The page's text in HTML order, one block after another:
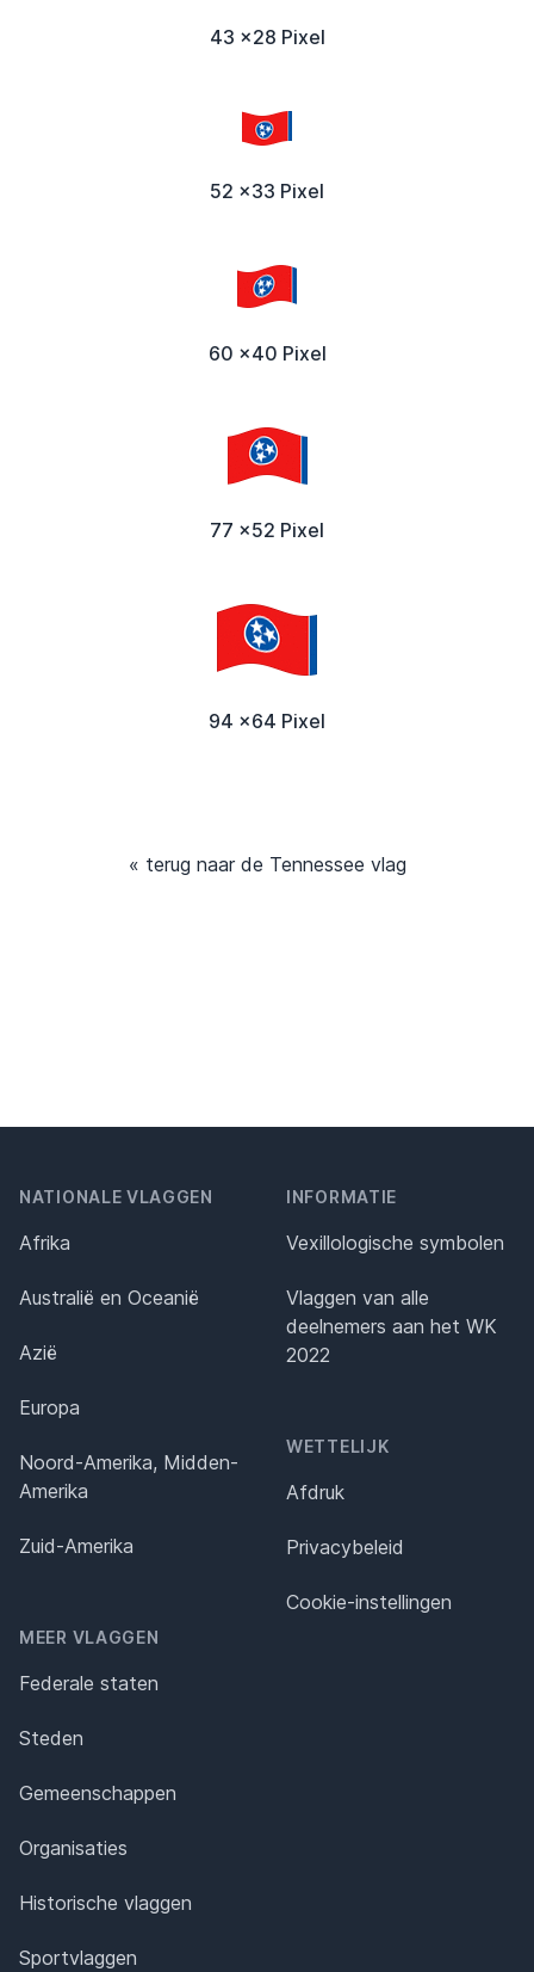
43 x28 Pixel
52 x33 Pixel
60 x40 Pixel
77 x52 Pixel
94 x64 Pixel
« terug naar de Tennessee vlag
NATIONALE VLAGGEN
Afrika
Australië en Oceanië
Azië
Europa
Noord-Amerika, Midden-
Amerika
Zuid-Amerika
MEER VLAGGEN
Federale staten
Steden
Gemeenschappen
Organisaties
Historische vlaggen
Sportvlaggen
INFORMATIE
Vexillologische symbolen
Vlaggen van alle
deelnemers aan het WK
2022
WETTELIJK
Afdruk
Privacybeleid
Cookie-instellingen